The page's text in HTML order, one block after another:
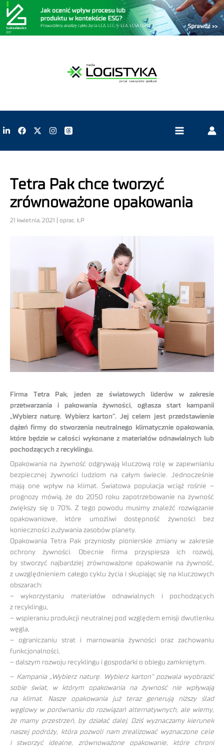
Tetra Pak chce tworzyć
zrównoważone opakowania
21 kwietnia, 2021 | oprac. ŁP
Firma Tetra Pak, jeden ze światowych liderów w zakresie
przetwarzania i pakowania żywności, ogłasza start kampanii
„Wybierz naturę. Wybierz karton”. Jej celem jest przedstawienie
dążeń firmy do stworzenia neutralnego klimatycznie opakowania,
które będzie w całości wykonane z materiałów odnawialnych lub
pochodzących z recyklingu.
Opakowania na żywność odgrywają kluczową rolę w zapewnianiu
bezpiecznej żywności ludziom na całym świecie. Jednocześnie
mają one wpływ na klimat. Światowa populacja wciąż rośnie –
prognozy mówią, że do 2050 roku zapotrzebowanie na żywność
zwiększy się o 70%. Z tego powodu musimy znaleźć rozwiązanie
opakowaniowe, które umożliwi dostępność żywności bez
konieczności zużywania zasobów planety.
Opakowania Tetra Pak przyniosły pionierskie zmiany w zakresie
ochrony żywności. Obecnie firma przyspiesza ich rozwój,
by stworzyć najbardziej zrównoważone opakowanie na żywność,
z uwzględnieniem całego cyklu życia i skupiając się na kluczowych
obszarach:
– wykorzystaniu materiałów odnawialnych i pochodzących
z recyklingu,
– wspieraniu produkcji neutralnej pod względem emisji dwutlenku
węgla,
– ograniczaniu strat i marnowania żywności oraz zachowaniu
funkcjonalności,
– dalszym rozwoju recyklingu i gospodarki o obiegu zamkniętym.
– Kampania „Wybierz naturę. Wybierz karton” pozwala wyobrazić
sobie świat, w którym opakowania na żywność nie wpływają
na klimat. Nasze opakowania już teraz generują niższy ślad
węglowy w porównaniu do rozwiązań alternatywnych, ale wiemy,
że mamy przestrzeń, by działać dalej. Dziś wyznaczamy kierunek
naszej podróży, która pozwoli nam zrealizować wyznaczone cele
i stworzyć idealne, zrównoważone opakowanie, które chroni